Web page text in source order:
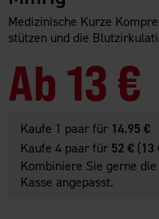
Medizinische Kurze
stützen und die
Ab 13 €
Kaufe 1 paar für 14.95 €
Kaufe 4 paar für 52 € (13
Kombiniere Sie gerne
Kasse angepasst.